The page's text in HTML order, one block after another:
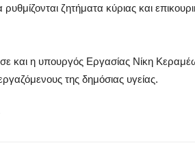
ζητήματα κύριας και
και η υπουργός Εργασίας Νίκη
της δημόσιας υγείας.